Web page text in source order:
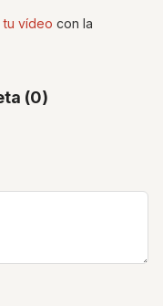
tu vídeo con la
(0)